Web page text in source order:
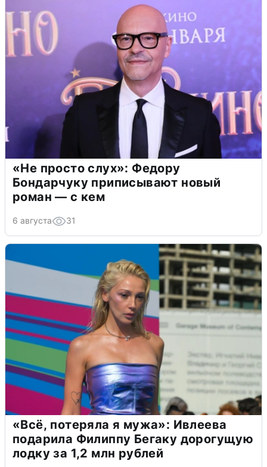
«Не просто слух»: Федору
Бондарчуку приписывают новый
роман — с кем
6 августа 31
«Всё, потеряла я мужа»: Ивлеева
подарила Филиппу Бегаку дорогущую
лодку за 1,2 млн рублей